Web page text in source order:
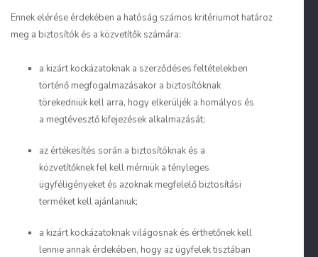
Ennek elérése érdekében a hatóság számos kritériumot határoz
meg a biztosítók és a közvetítők számára:
a kizárt kockázatoknak a szerződéses feltételekben
történő megfogalmazásakor a biztosítóknak
törekedniük kell arra, hogy elkerüljék a homályos és
a megtévesztő kifejezések alkalmazását;
az értékesítés során a biztosítóknak és a
közvetítőknek fel kell mérniük a tényleges
ügyféligényeket és azoknak megfelelő biztosítási
terméket kell ajánlaniuk;
a kizárt kockázatoknak világosnak és érthetőnek kell
lennie annak érdekében, hogy az ügyfelek tisztában